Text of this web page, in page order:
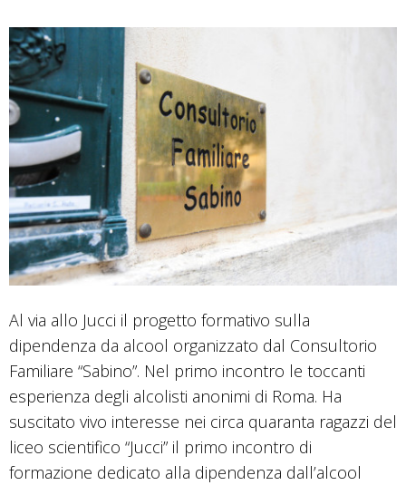
Al via allo Jucci il progetto formativo sulla
dipendenza da alcool organizzato dal Consultorio
Familiare “Sabino”. Nel primo incontro le toccanti
esperienza degli alcolisti anonimi di Roma. Ha
suscitato vivo interesse nei circa quaranta ragazzi del
liceo scientifico “Jucci” il primo incontro di
formazione dedicato alla dipendenza dall’alcool